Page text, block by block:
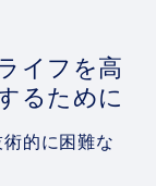
イフを高
るために
的に困難な